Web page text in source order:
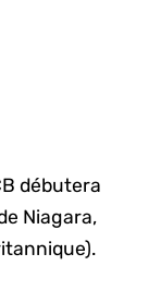
débutera
Niagara,